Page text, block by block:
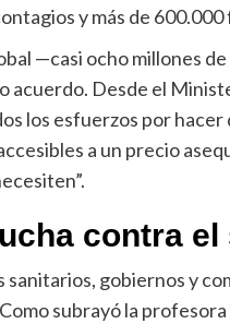
y más de
—casi ocho millones
acuerdo. Desde el
los esfuerzos por
a un precio
contra el
sanitarios, gobiernos y
subrayó la